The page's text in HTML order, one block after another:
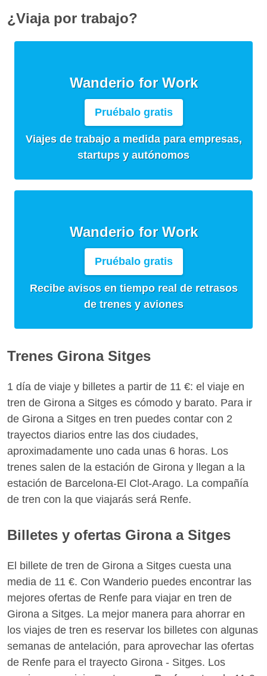
¿Viaja por trabajo?
Wanderio for Work
Pruébalo gratis
Viajes de trabajo a medida para empresas,
startups y autónomos
Wanderio for Work
Pruébalo gratis
Recibe avisos en tiempo real de retrasos
de trenes y aviones
Trenes Girona Sitges
1 día de viaje y billetes a partir de 11 €: el viaje en
tren de Girona a Sitges es cómodo y barato. Para ir
de Girona a Sitges en tren puedes contar con 2
trayectos diarios entre las dos ciudades,
aproximadamente uno cada unas 6 horas. Los
trenes salen de la estación de Girona y llegan a la
estación de Barcelona-El Clot-Arago. La compañía
de tren con la que viajarás será Renfe.
Billetes y ofertas Girona a Sitges
El billete de tren de Girona a Sitges cuesta una
media de 11 €. Con Wanderio puedes encontrar las
mejores ofertas de Renfe para viajar en tren de
Girona a Sitges. La mejor manera para ahorrar en
los viajes de tren es reservar los billetes con algunas
semanas de antelación, para aprovechar las ofertas
de Renfe para el trayecto Girona - Sitges. Los